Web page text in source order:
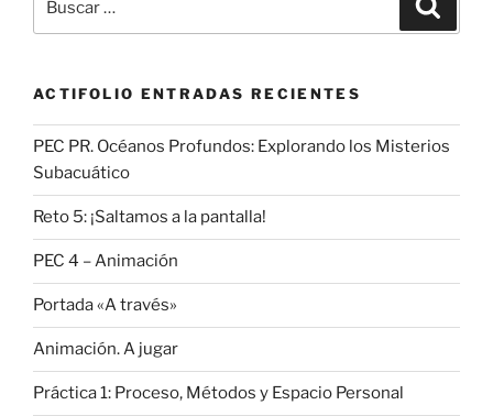
por:
ACTIFOLIO ENTRADAS RECIENTES
PEC PR. Océanos Profundos: Explorando los Misterios
Subacuático
Reto 5: ¡Saltamos a la pantalla!
PEC 4 – Animación
Portada «A través»
Animación. A jugar
Práctica 1: Proceso, Métodos y Espacio Personal